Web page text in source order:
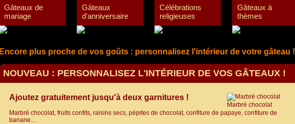
Gâteaux de
mariage
Gâteaux
d'anniversaire
Célébrations
religieuses
Gâteaux à
thèmes
Encore plus proche de vos goûts : personnalisez l'intérieur de votre gâteau !
NOUVEAU : PERSONNALISEZ L'INTÉRIEUR DE VOS GÂTEAUX !
Marbré chocolat
Ajoutez gratuitement jusqu'à deux garnitures !
Marbré chocolat, fruits confits, raisins secs, pépites de chocolat, confiture de papaye, confiture de
banane...